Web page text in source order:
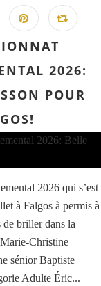
2026:
POUR
2026 qui s’est
à Falgos à permis à
de briller dans la
Christine
sénior Baptiste
Adulte Éric...